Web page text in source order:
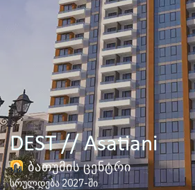
DEST // Asatiani
ბათუმის ცენტრი
სრულდება 2027-ში